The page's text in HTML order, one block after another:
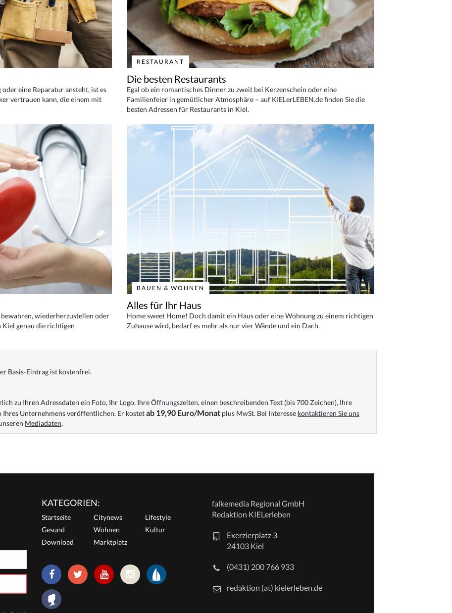
eine Reparatur ansteht, ist es
vertrauen kann, die einem mit
RESTAURANT
Die besten Restaurants
Egal ob ein romantisches Dinner zu zweit bei Kerzenschein oder eine
Familienfeier in gemütlicher Atmosphäre – auf KIELerLEBEN.de finden Sie die
besten Adressen für Restaurants in Kiel.
wiederherzustellen oder
Kiel genau die richtigen
BAUEN & WOHNEN
Alles für Ihr Haus
Home sweet Home! Doch damit ein Haus oder eine Wohnung zu einem richtigen
Zuhause wird, bedarf es mehr als nur vier Wände und ein Dach.
Basis-Eintrag ist kostenfrei.
zu Ihren Adressdaten ein Foto, Ihr Logo, Ihre Öffnungszeiten, einen beschreibenden Text (bis 700 Zeichen), Ihre
Unternehmens veröffentlichen. Er kostetab 19,90 Euro/Monat plus MwSt. Bei Interesse kontaktieren Sie uns
Mediadaten.
KATEGORIEN:
Startseite Citynews
Lifestyle
Gesund
Wohnen
Kultur
Download
Marktplatz
falkemedia Regional GmbH
Redaktion KIELerleben
Exerzierplatz 3
24103 Kiel
(0431) 200 766 933
redaktion (at) kielerleben.de